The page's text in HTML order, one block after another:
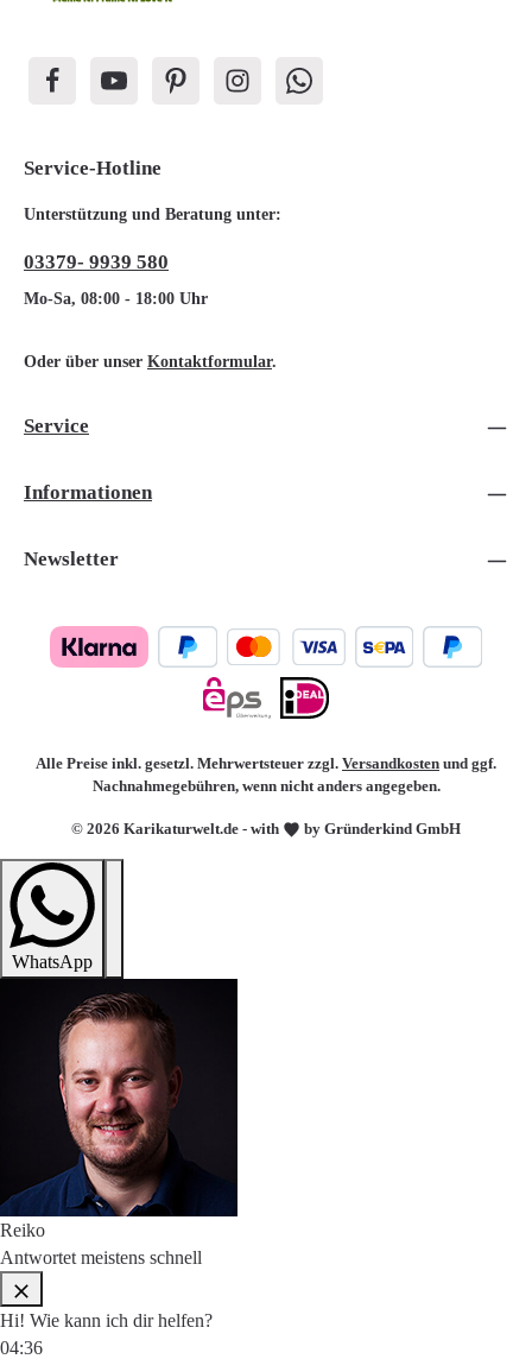
Service-Hotline
Unterstützung und Beratung unter:
03379- 9939 580
Mo-Sa, 08:00 - 18:00 Uhr
Oder über unser Kontaktformular.
Service
Informationen
Newsletter
© 2026 Karikaturwelt.de - with by Gründerkind GmbH
Alle Preise inkl. gesetzl. Mehrwertsteuer zzgl. Versandkosten und ggf.
Nachnahmegebühren, wenn nicht anders angegeben.
WhatsApp
Reiko
Antwortet meistens schnell
Hi! Wie kann ich dir helfen?
04:36